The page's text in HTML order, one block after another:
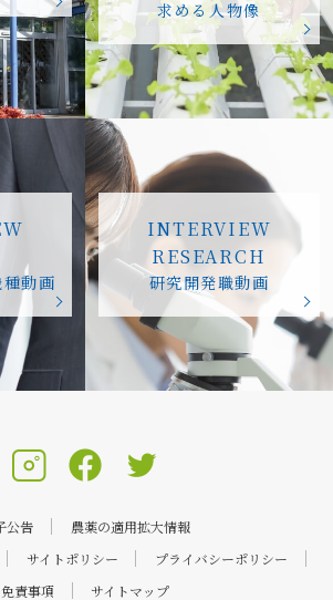
求める人物像
動画
INTERVIEW
RESEARCH
研究開発職動画
公告
農薬の適用拡大情報
サイトポリシー
プライバシーポリシー
免責事項
サイトマップ